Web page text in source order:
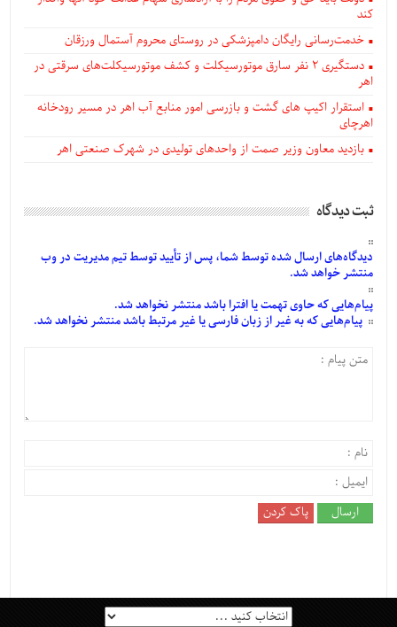
کند
خدمت‌رسانی رایگان دامپزشکی در روستای محروم آستمال ورزقان
دستگيری ۲ نفر سارق موتورسیکلت و کشف موتورسیکلت‌های سرقتی در
اهر
استقرار اکیپ های گشت و بازرسی امور منابع آب اهر در مسیر رودخانه
اهرچای
بازدید معاون وزیر صمت از واحدهای تولیدی در شهرک صنعتی اهر
ثبت دیدگاه
دیدگاه‌هایارسالشدهتوسط شما، پس ازتأییدتوسط تیم مدیریت در وب
منتشر خواهد شد.
پیام‌هاییکه حاوی تهمت یا افترا باشد منتشر نخواهد شد.
پیام‌هاییکه به غیر از زبان فارسی یا غیر مرتبط باشد منتشر نخواهد شد.